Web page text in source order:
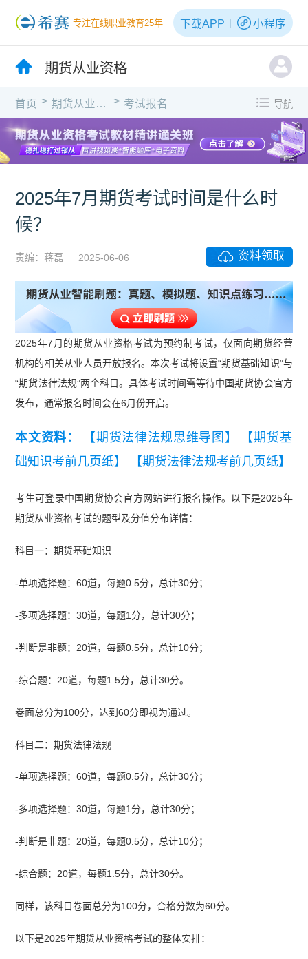
专注在线职业教育25年 下载APP 小程序
期货从业资格
首页 > 期货从业资格 > 考试报名 导航
X
广告
2025年7月期货考试时间是什么时
候？
责编：蒋磊 2025-06-06 资料领取
2025年7月的期货从业资格考试为预约制考试，仅面向期货经营
机构的相关从业人员开放报名。本次考试将设置“期货基础知识”与
“期货法律法规”两个科目。具体考试时间需等待中国期货协会官方
发布，通常报名时间会在6月份开启。
本文资料： 【期货法律法规思维导图】
【期货基
础知识考前几页纸】
【期货法律法规考前几页纸】
考生可登录中国期货协会官方网站进行报名操作。以下是2025年
期货从业资格考试的题型及分值分布详情：
科目一：期货基础知识
-单项选择题：60道，每题0.5分，总计30分；
-多项选择题：30道，每题1分，总计30分；
-判断是非题：20道，每题0.5分，总计10分；
-综合题：20道，每题1.5分，总计30分。
卷面总分为100分，达到60分即视为通过。
科目二：期货法律法规
-单项选择题：60道，每题0.5分，总计30分；
-多项选择题：30道，每题1分，总计30分；
-判断是非题：20道，每题0.5分，总计10分；
-综合题：20道，每题1.5分，总计30分。
同样，该科目卷面总分为100分，合格分数为60分。
以下是2025年期货从业资格考试的整体安排：